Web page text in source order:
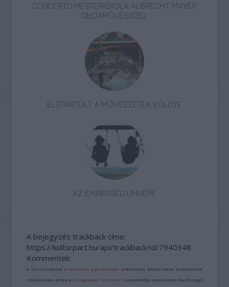
CONCERTO MESTERISKOLA ALBRECHT MAYER
OBOAMŰVÉSSZEL
ELSTARTOLT A MŰVÉSZETEK VÖLGYE
AZ EMBERSÉG ÜNNEPE
A bejegyzés trackback címe:
https://kulturpart.hu/api/trackback/id/7940348
Kommentek:
A hozzászólások avonatkozó jogszabályok értelmében felhasználói tartalomnak
minősülnek, értük a szolgáltatás technikai üzemeltetője semmilyen felelősséget